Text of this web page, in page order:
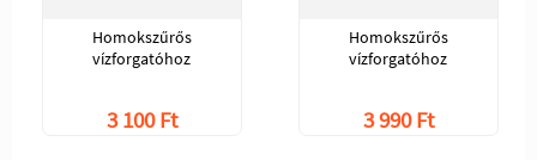
Homokszűrős
vízforgatóhoz
3 100 Ft
Homokszűrős
vízforgatóhoz
3 990 Ft